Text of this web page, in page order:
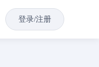
登录/注册